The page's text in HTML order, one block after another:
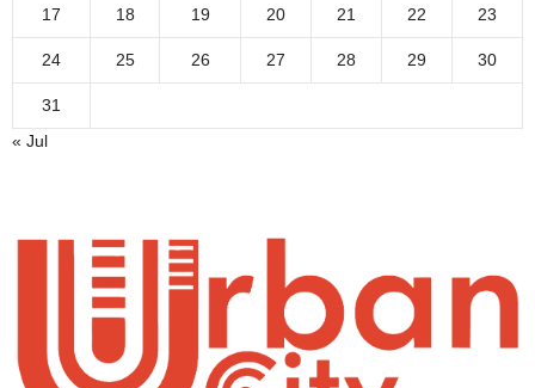
17 18 19 20 21 22 23
24 25 26 27 28 29 30
31
« Jul